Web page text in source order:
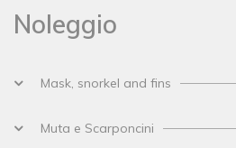
Noleggio
Mask, snorkel and fins
Muta e Scarponcini